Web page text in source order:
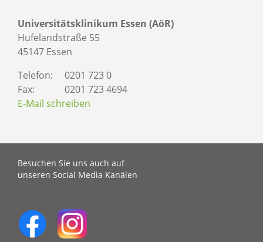
Universitätsklinikum Essen (AöR)
Hufelandstraße 55
45147 Essen
Telefon:
0201 723 0
Fax:
0201 723 4694
E-Mail schreiben
Besuchen Sie uns auch auf
unseren Social Media Kanälen